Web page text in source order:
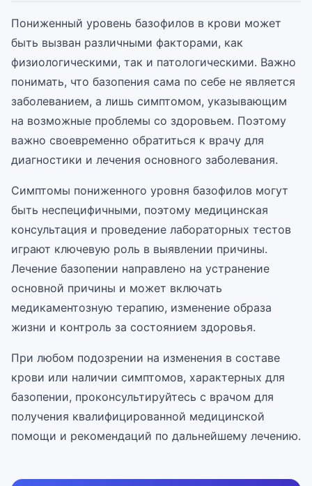
Пониженный уровень базофилов в крови может
быть вызван различными факторами, как
физиологическими, так и патологическими. Важно
понимать, что базопения сама по себе не является
заболеванием, а лишь симптомом, указывающим
на возможные проблемы со здоровьем. Поэтому
важно своевременно обратиться к врачу для
диагностики и лечения основного заболевания.
Симптомы пониженного уровня базофилов могут
быть неспецифичными, поэтому медицинская
консультация и проведение лабораторных тестов
играют ключевую роль в выявлении причины.
Лечение базопении направлено на устранение
основной причины и может включать
медикаментозную терапию, изменение образа
жизни и контроль за состоянием здоровья.
При любом подозрении на изменения в составе
крови или наличии симптомов, характерных для
базопении, проконсультируйтесь с врачом для
получения квалифицированной медицинской
помощи и рекомендаций по дальнейшему лечению.